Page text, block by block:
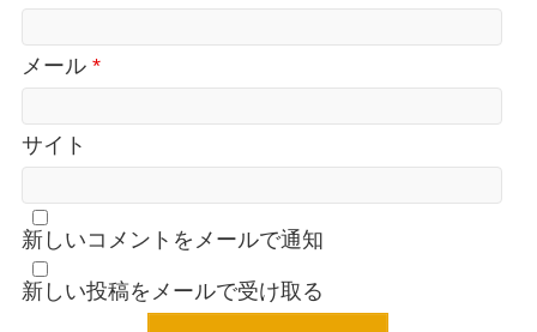
メール*
サイト
新しいコメントをメールで通知
新しい投稿をメールで受け取る